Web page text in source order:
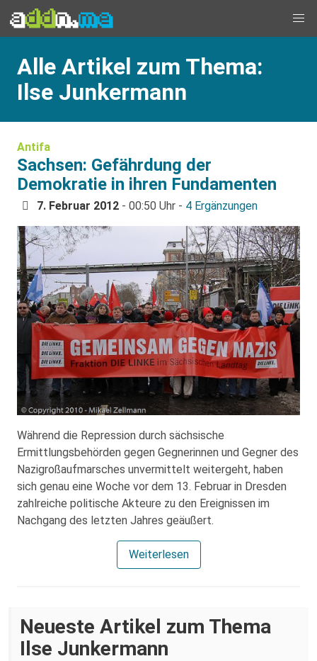
Alle Artikel zum Thema:
Ilse Junkermann
Antifa
Sachsen: Gefährdung der
Demokratie in ihren Fundamenten
7. Februar 2012 - 00:50 Uhr - 4 Ergänzungen
Während die Repression durch sächsische
Ermittlungsbehörden gegen Gegnerinnen und Gegner des
Nazigroßaufmarsches unvermittelt weitergeht, haben
sich genau eine Woche vor dem 13. Februar in Dresden
zahlreiche politische Akteure zu den Ereignissen im
Nachgang des letzten Jahres geäußert.
Weiterlesen
Neueste Artikel zum Thema
Ilse Junkermann